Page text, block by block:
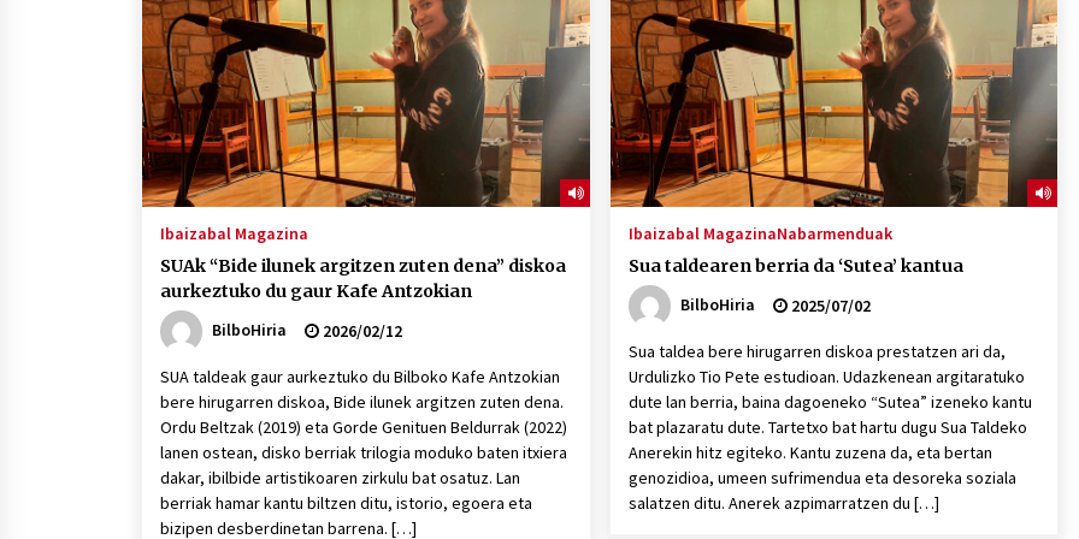
protagonista
2026/07/16
POTTO: San Pedro jaietako bertso-
saioa
2026/07/09
Larunbatean Plentziako Itsas
Martxa ospatuko da
2026/07/07
Auritz Iñurrietaren margoak
ikusgai Uribitarte40 aretoan
SOINUGELA: Paul McCartney eta
Ringo Starr-en lan berriak
Ibaizabal Magazina
SUAk “Bide ilunek argitzen zuten dena” diskoa
aurkeztuko du gaur Kafe Antzokian
BilboHiria
2026/02/12
SUA taldeak gaur aurkeztuko du Bilboko Kafe Antzokian
bere hirugarren diskoa, Bide ilunek argitzen zuten dena.
Ordu Beltzak (2019) eta Gorde Genituen Beldurrak (2022)
lanen ostean, disko berriak trilogia moduko baten itxiera
dakar, ibilbide artistikoaren zirkulu bat osatuz. Lan
berriak hamar kantu biltzen ditu, istorio, egoera eta
bizipen desberdinetan barrena. […]
Ibaizabal MagazinaNabarmenduak
Sua taldearen berria da ‘Sutea’ kantua
BilboHiria
2025/07/02
Sua taldea bere hirugarren diskoa prestatzen ari da,
Urdulizko Tio Pete estudioan. Udazkenean argitaratuko
dute lan berria, baina dagoeneko “Sutea” izeneko kantu
bat plazaratu dute. Tartetxo bat hartu dugu Sua Taldeko
Anerekin hitz egiteko. Kantu zuzena da, eta bertan
genozidioa, umeen sufrimendua eta desoreka soziala
salatzen ditu. Anerek azpimarratzen du […]